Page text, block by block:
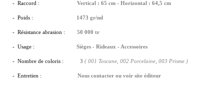
- Raccord : Vertical : 65 cm - Horizontal : 64,5 cm
- Poids : 1473 gr/ml
- Résistance abrasion : 50 000 tr
- Usage : Sièges - Rideaux - Accessoires
- Nombre de coloris : 3 ( 001 Toscane, 002 Porcelaine, 003 Prisme )
- Entretien : Nous contacter ou voir site éditeur